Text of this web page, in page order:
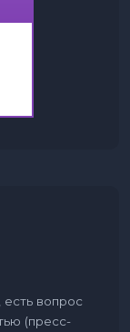
вопрос
(пресс-